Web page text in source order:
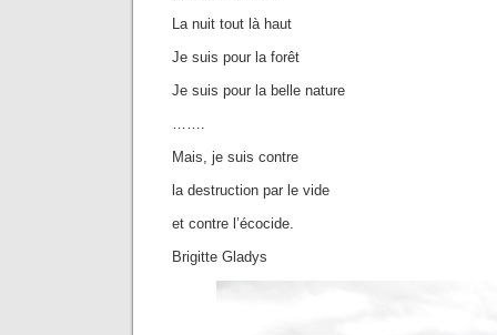
La nuit tout là haut
Je suis pour la forêt
Je suis pour la belle nature
…….
Mais, je suis contre
la destruction par le vide
et contre l’écocide.
Brigitte Gladys